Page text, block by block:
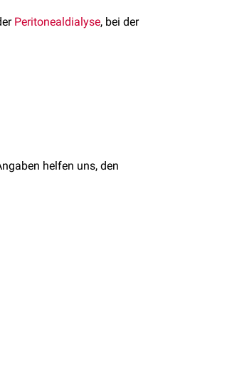
Peritonealdialyse, bei der
abgelassen.
den
verschiedener
werden.
helfen uns, den